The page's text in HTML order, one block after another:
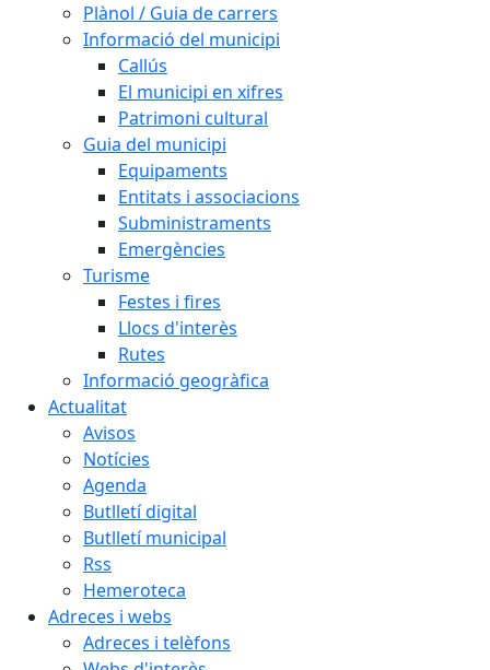
Plànol / Guia de carrers
Informació del municipi
Callús
El municipi en xifres
Patrimoni cultural
Guia del municipi
Equipaments
Entitats i associacions
Subministraments
Emergències
Turisme
Festes i fires
Llocs d'interès
Rutes
Informació geogràfica
Actualitat
Avisos
Notícies
Agenda
Butlletí digital
Butlletí municipal
Rss
Hemeroteca
Adreces i webs
Adreces i telèfons